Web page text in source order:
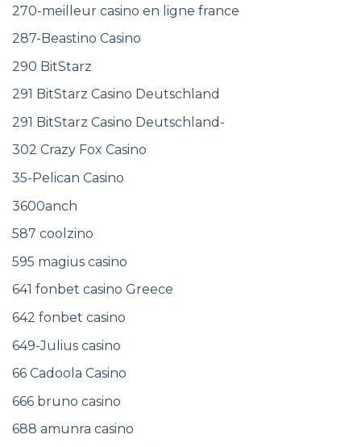
270-meilleur casino en ligne france
287-Beastino Casino
290 BitStarz
291 BitStarz Casino Deutschland
291 BitStarz Casino Deutschland-
302 Crazy Fox Casino
35-Pelican Casino
3600anch
587 coolzino
595 magius casino
641 fonbet casino Greece
642 fonbet casino
649-Julius casino
66 Cadoola Casino
666 bruno casino
688 amunra casino